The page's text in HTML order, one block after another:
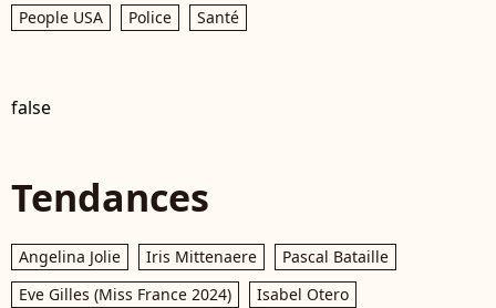
People USA
Police Santé
false
Tendances
Angelina Jolie Iris Mittenaere
Pascal Bataille
Eve Gilles (Miss France 2024)
Isabel Otero